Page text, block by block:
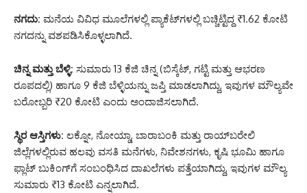
ನಗದು: ಮನೆಯ ವಿವಿಧ ಮೂಲೆಗಳಲ್ಲಿ ಪ್ಯಾಕೆಟ್‌ಗಳಲ್ಲಿ ಬಚ್ಚಿಟ್ಟಿದ್ದ ₹1.62 ಕೋಟಿ
ನಗದನ್ನು ವಶಪಡಿಸಿಕೊಳ್ಳಲಾಗಿದೆ.
ಚಿನ್ನ ಮತ್ತು ಬೆಳ್ಳಿ: ಸುಮಾರು 13 ಕೆಜಿ ಚಿನ್ನ (ಬಿಸ್ಕೆಟ್, ಗಟ್ಟಿ ಮತ್ತು ಆಭರಣ
ರೂಪದಲ್ಲಿ) ಹಾಗೂ 9 ಕೆಜಿ ಬೆಳ್ಳಿಯನ್ನು ಜಪ್ತಿ ಮಾಡಲಾಗಿದ್ದು, ಇವುಗಳ ಮೌಲ್ಯವೇ
ಬರೋಬ್ಬರಿ ₹20 ಕೋಟಿ ಎಂದು ಅಂದಾಜಿಸಲಾಗಿದೆ.
ಸ್ಥಿರ ಆಸ್ತಿಗಳು: ಲಕ್ನೋ, ನೋಯ್ಡಾ, ಬಾರಾಬಂಕಿ ಮತ್ತು ರಾಯ್‌ಬರೇಲಿ
ಜಿಲ್ಲೆಗಳಲ್ಲಿರುವ ಹಲವು ವಸತಿ ಮನೆಗಳು, ನಿವೇಶನಗಳು, ಕೃಷಿ ಭೂಮಿ ಹಾಗೂ
ಫ್ಲಾಟ್‌ ಬುಕಿಂಗ್‌ಗೆ ಸಂಬಂಧಿಸಿದ ದಾಖಲೆಗಳು ಪತ್ತೆಯಾಗಿದ್ದು, ಇವುಗಳ ಮೌಲ್ಯ
ಸುಮಾರು ₹13 ಕೋಟಿ ಎನ್ನಲಾಗಿದೆ.